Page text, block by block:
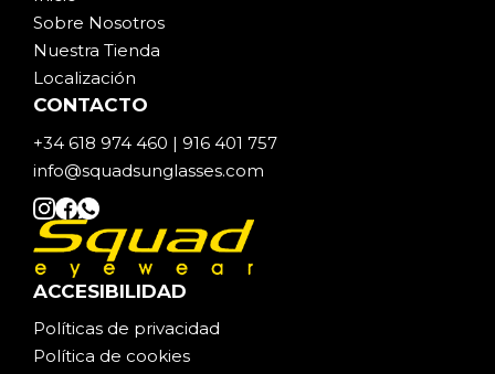
Sobre Nosotros
Nuestra Tienda
Localización
CONTACTO
+34 618 974 460 | 916 401 757
info@squadsunglasses.com
ACCESIBILIDAD
Políticas de privacidad
Política de cookies